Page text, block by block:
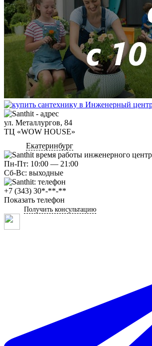
ул. Металлургов, 84
ТЦ «WOW HOUSE»
Екатеринбург
Пн-Пт: 10:00 — 21:00
Сб-Вс: выходные
+7 (343) 30*-**-**
Показать телефон
Получить консультацию